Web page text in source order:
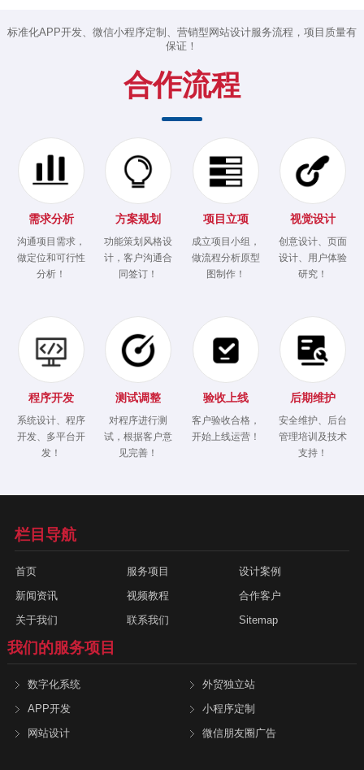
标准化APP开发、微信小程序定制、营销型网站设计服务流程，项目质量有
保证！
合作流程
需求分析
沟通项目需求，
做定位和可行性
分析！
方案规划
功能策划风格设
计，客户沟通合
同签订！
项目立项
成立项目小组，
做流程分析原型
图制作！
视觉设计
创意设计、页面
设计、用户体验
研究！
程序开发
系统设计、程序
开发、多平台开
发！
测试调整
对程序进行测
试，根据客户意
见完善！
验收上线
客户验收合格，
开始上线运营！
后期维护
安全维护、后台
管理培训及技术
支持！
栏目导航
首页 服务项目
设计案例
新闻资讯
视频教程
合作客户
关于我们
联系我们 Sitemap
我们的服务项目
数字化系统
外贸独立站
APP开发
小程序定制
网站设计
微信朋友圈广告